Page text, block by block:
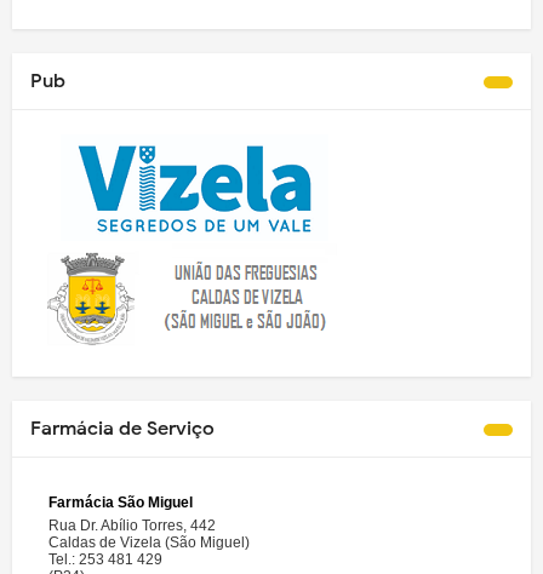
Pub
Farmácia de Serviço